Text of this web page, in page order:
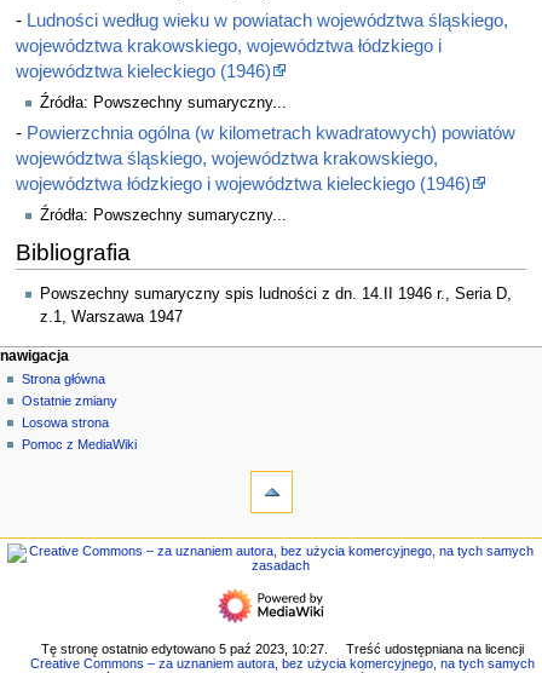
- Ludności według wieku w powiatach województwa śląskiego,
województwa krakowskiego, województwa łódzkiego i
województwa kieleckiego (1946)
Źródła: Powszechny sumaryczny...
- Powierzchnia ogólna (w kilometrach kwadratowych) powiatów
województwa śląskiego, województwa krakowskiego,
województwa łódzkiego i województwa kieleckiego (1946)
Źródła: Powszechny sumaryczny...
Bibliografia
Powszechny sumaryczny spis ludności z dn. 14.II 1946 r., Seria D,
z.1, Warszawa 1947
M
e
n
u
i
działania na stronie
strona
dyskusja
czytaj
kod
narzędzia osobiste
zaloguj
się
nawigacja
Strona główna
Ostatnie zmiany
Losowa strona
Pomoc z MediaWiki
linkowanych
druku
nawigacja
Strona
Losowa
strona
Tę stronę ostatnio edytowano 5 paź 2023, 10:27.
Treść udostępniana na licencji
Creative Commons – za uznaniem autora, bez użycia komercyjnego, na tych samych